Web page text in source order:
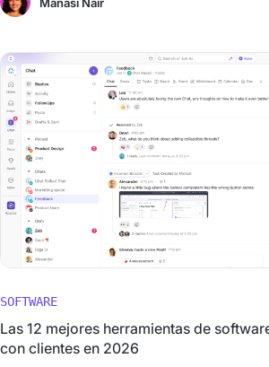
SOFTWARE
Las 12 mejores herramientas de
con clientes en 2026